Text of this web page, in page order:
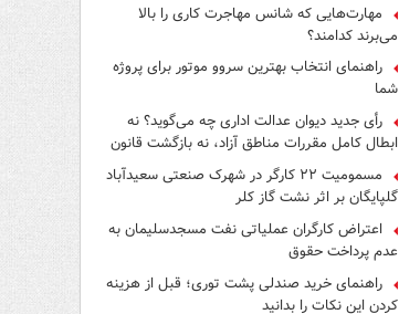
مهارت‌هایی که شانس مهاجرت کاری را بالا
می‌برند کدامند؟
راهنمای انتخاب بهترین سروو موتور برای پروژه
شما
رأی جدید دیوان عدالت اداری چه می‌گوید؟ نه
ابطال کامل مقررات مناطق آزاد، نه بازگشت قانون
مسمومیت ۲۲ کارگر در شهرک صنعتی سعیدآباد
گلپایگان بر اثر نشت گاز کلر
اعتراض کارگران عملیاتی نفت مسجدسلیمان به
عدم پرداخت حقوق
راهنمای خرید صندلی پشت توری؛ قبل از هزینه
کردن این نکات را بدانید